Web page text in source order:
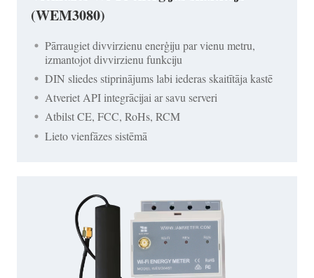
(WEM3080)
Pārraugiet divvirzienu enerģiju par vienu metru,
izmantojot divvirzienu funkciju
DIN sliedes stiprinājums labi iederas skaitītāja kastē
Atveriet API integrācijai ar savu serveri
Atbilst CE, FCC, RoHs, RCM
Lieto vienfāzes sistēmā